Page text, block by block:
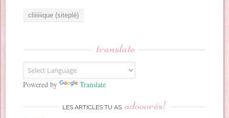
E
m
a
translate
Powered by Translate
LES ARTICLES TU AS adooorés!